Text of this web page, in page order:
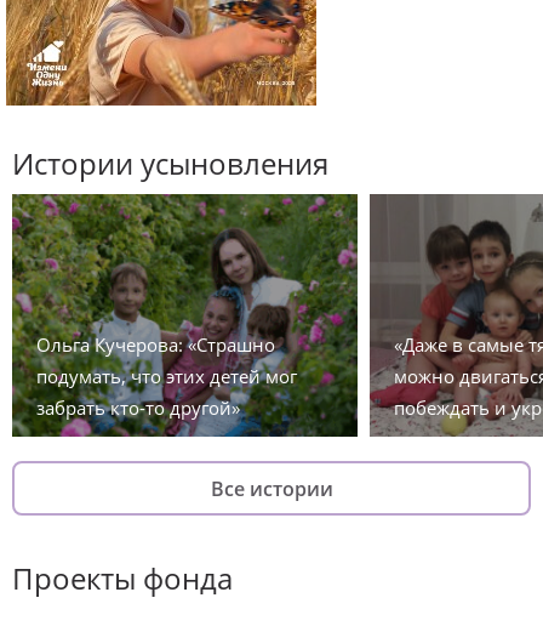
Истории усыновления
Ольга Кучерова: «Страшно
подумать, что этих детей мог
забрать кто-то другой»
«Даже в самые
можно
побеждать и
Все истории
Проекты фонда